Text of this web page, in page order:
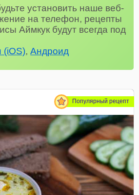
установить наше веб-
на телефон, рецепты
Аймкук будут всегда под
,Андроид
Популярный рецепт